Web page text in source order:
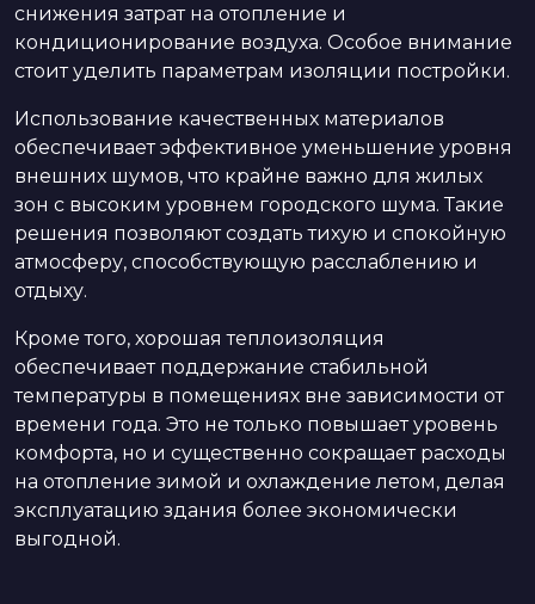
снижения затрат на отопление и
кондиционирование воздуха. Особое внимание
стоит уделить параметрам изоляции постройки.
Использование качественных материалов
обеспечивает эффективное уменьшение уровня
внешних шумов, что крайне важно для жилых
зон с высоким уровнем городского шума. Такие
решения позволяют создать тихую и спокойную
атмосферу, способствующую расслаблению и
отдыху.
Кроме того, хорошая теплоизоляция
обеспечивает поддержание стабильной
температуры в помещениях вне зависимости от
времени года. Это не только повышает уровень
комфорта, но и существенно сокращает расходы
на отопление зимой и охлаждение летом, делая
эксплуатацию здания более экономически
выгодной.